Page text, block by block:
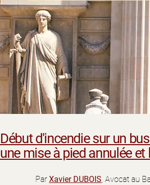
Début d'incendie sur un
une mise à pied annulée
Par Xavier DUBOIS, Avocat au